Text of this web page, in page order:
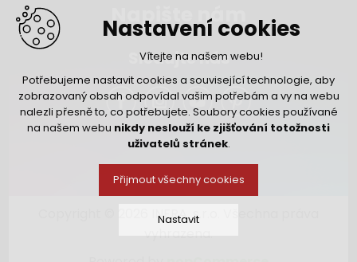
Nastavení cookies
Vítejte na našem webu!
Potřebujeme nastavit cookies a související technologie, aby
zobrazovaný obsah odpovídal vašim potřebám a vy na webu
nalezli přesně to, co potřebujete. Soubory cookies používané
na našem webu nikdy neslouží ke zjišťování totožnosti
uživatelů stránek.
Přijmout všechny cookies
Nastavit
Napište nám
Sledujte nás
Copyright © 2026 INFRA, s.r.o. Všechna práva
vyhrazena.